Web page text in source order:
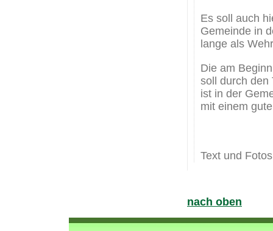
Es soll auch
Gemeinde in
lange als
Die am
soll durch den
ist in der
mit einem
Text und
nach oben